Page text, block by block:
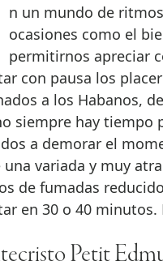
ocasiones como el
permitirnos apreciar
con pausa los
a los Habanos,
siempre hay tiempo
a demorar el
una variada y muy
de fumadas
en 30 o 40 minutos.
Petit